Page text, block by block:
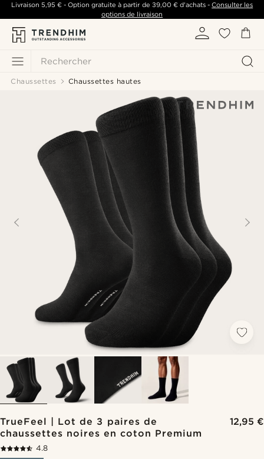
Rechercher
Livraison 5,95 €- Option gratuite à partir de 39,00 €d'achats -Consulter les
options de livraison
Chaussettes Chaussettes hautes
TrueFeel | Lot de 3 paires de
chaussettes noires en coton Premium
12,95 €
4.8